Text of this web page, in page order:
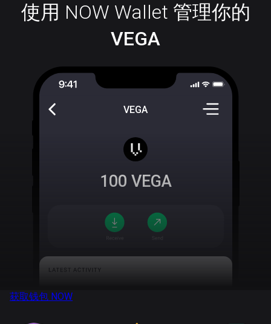
使用 NOW Wallet 管理你的
VEGA
VEGA
100 VEGA
获取钱包 NOW